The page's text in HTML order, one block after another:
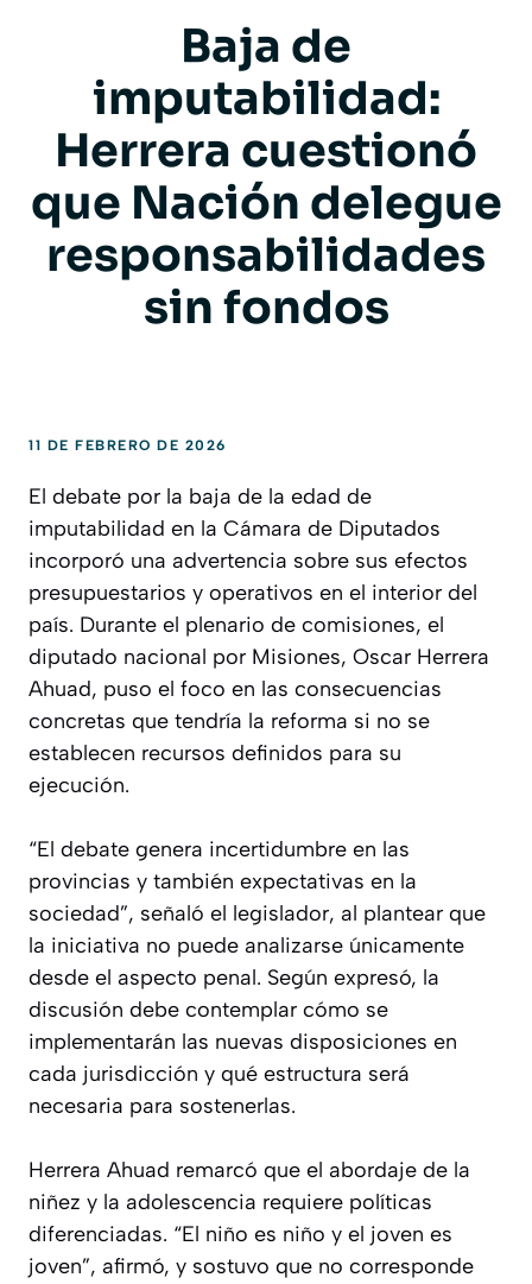
Baja de
imputabilidad:
Herrera cuestionó
que Nación delegue
responsabilidades
sin fondos
11 DE FEBRERO DE 2026
El debate por la baja de la edad de
imputabilidad en la Cámara de Diputados
incorporó una advertencia sobre sus efectos
presupuestarios y operativos en el interior del
país. Durante el plenario de comisiones, el
diputado nacional por Misiones, Oscar Herrera
Ahuad, puso el foco en las consecuencias
concretas que tendría la reforma si no se
establecen recursos definidos para su
ejecución.
“El debate genera incertidumbre en las
provincias y también expectativas en la
sociedad”, señaló el legislador, al plantear que
la iniciativa no puede analizarse únicamente
desde el aspecto penal. Según expresó, la
discusión debe contemplar cómo se
implementarán las nuevas disposiciones en
cada jurisdicción y qué estructura será
necesaria para sostenerlas.
Herrera Ahuad remarcó que el abordaje de la
niñez y la adolescencia requiere políticas
diferenciadas. “El niño es niño y el joven es
joven”, afirmó, y sostuvo que no corresponde